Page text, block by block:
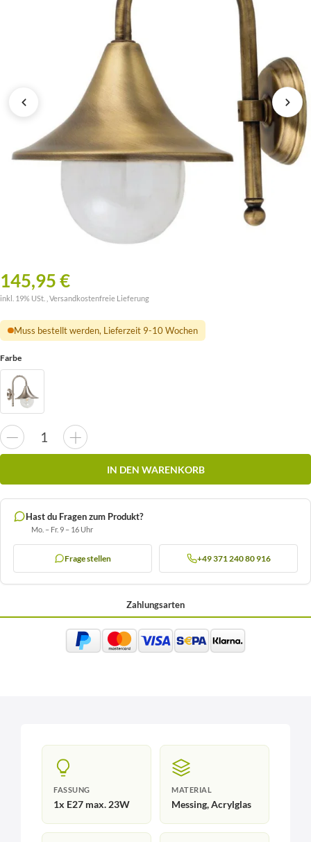
145,95 €
inkl. 19% USt. , Versandkostenfreie Lieferung
Muss bestellt werden, Lieferzeit 9-10 Wochen
Farbe
IN DEN WARENKORB
Hast du Fragen zum Produkt?
Mo. – Fr. 9 – 16 Uhr
Frage stellen +49 371 240 80 916
Zahlungsarten
FASSUNG
1x E27 max. 23W
MATERIAL
Messing, Acrylglas